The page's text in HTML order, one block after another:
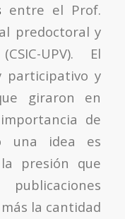
entre el Prof.
predoctoral y
UPV). El
participativo y
giraron en
de
una idea es
presión que
la cantidad